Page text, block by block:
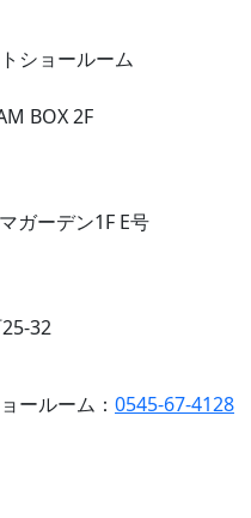
ショールーム
BOX 2F
ガーデン1F E号
32
ールーム： 0545-67-4128